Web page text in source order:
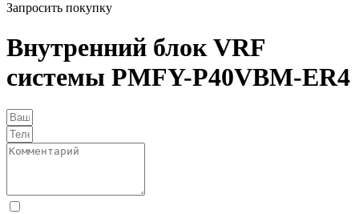
Запросить покупку
Внутренний блок VRF
системы PMFY-P40VBM-ER4